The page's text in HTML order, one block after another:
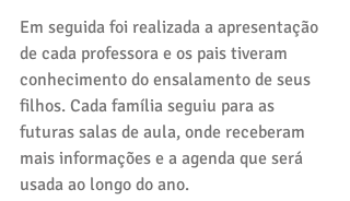
Em seguida foi realizada a apresentação
de cada professora e os pais tiveram
conhecimento do ensalamento de seus
filhos. Cada família seguiu para as
futuras salas de aula, onde receberam
mais informações e a agenda que será
usada ao longo do ano.